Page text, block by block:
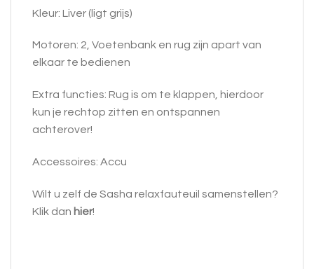
Kleur: Liver (ligt grijs)
Motoren: 2, Voetenbank en rug zijn apart van
elkaar te bedienen
Extra functies: Rug is om te klappen, hierdoor
kun je rechtop zitten en ontspannen
achterover!
Accessoires: Accu
Wilt u zelf de Sasha relaxfauteuil samenstellen?
Klik dan hier!